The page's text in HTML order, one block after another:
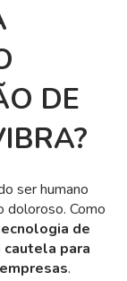
DE
ser humano
doloroso. Como
de
para
.